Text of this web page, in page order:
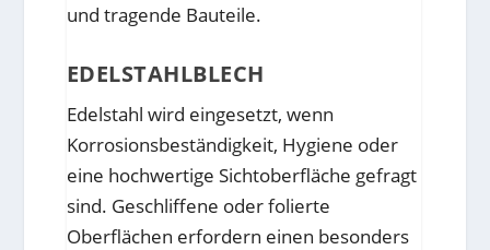
und tragende Bauteile.
EDELSTAHLBLECH
Edelstahl wird eingesetzt, wenn
Korrosionsbeständigkeit, Hygiene oder
eine hochwertige Sichtoberfläche gefragt
sind. Geschliffene oder folierte
Oberflächen erfordern einen besonders